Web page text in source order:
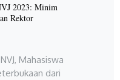
2023: Minim
Rektor